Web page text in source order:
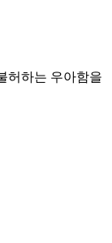
허하는 우아함을